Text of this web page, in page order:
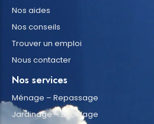
Nos aides
Nos conseils
Trouver un emploi
Nous contacter
Nos services
Ménage – Repassage
Jardinage – Bricolage